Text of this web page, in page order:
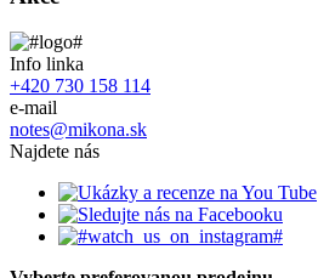
Info linka
+420 730 158 114
e-mail
notes@mikona.sk
Najdete nás